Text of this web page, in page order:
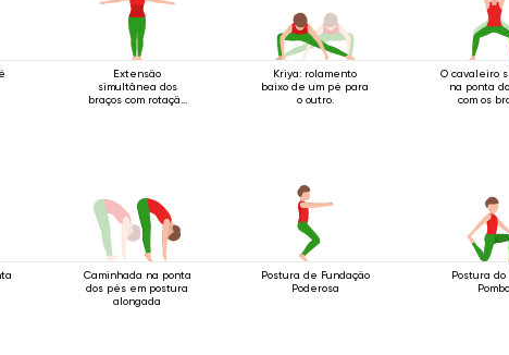
Extensão
simultânea dos
braços com rotação
Kriya: rolamento
baixo de um pé para
o outro.
O cavaleiro
na ponta
com os
Caminhada na ponta
dos pés em postura
alongada
Postura de Fundação
Poderosa
Postura
Pombo